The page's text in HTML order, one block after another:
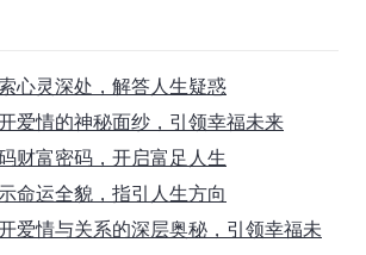
心灵深处，解答人生疑惑
爱情的神秘面纱，引领幸福未来
财富密码，开启富足人生
命运全貌，指引人生方向
爱情与关系的深层奥秘，引领幸福未